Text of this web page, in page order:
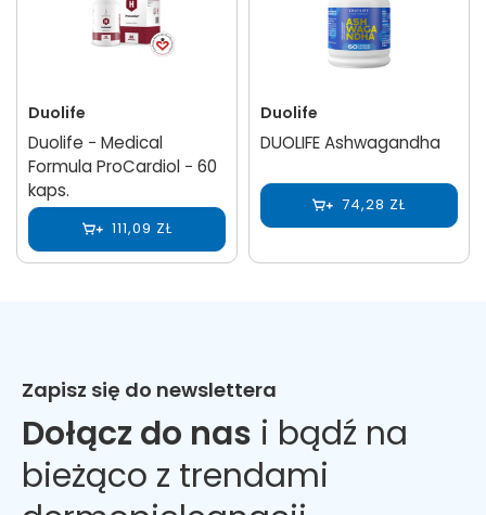
Duolife
Duolife − Medical
Formula ProCardiol − 60
kaps.
111,09 ZŁ
Duolife
DUOLIFE Ashwagandha
74,28 ZŁ
Zapisz się do newslettera
Dołącz do nas i bądź na
bieżąco z trendami